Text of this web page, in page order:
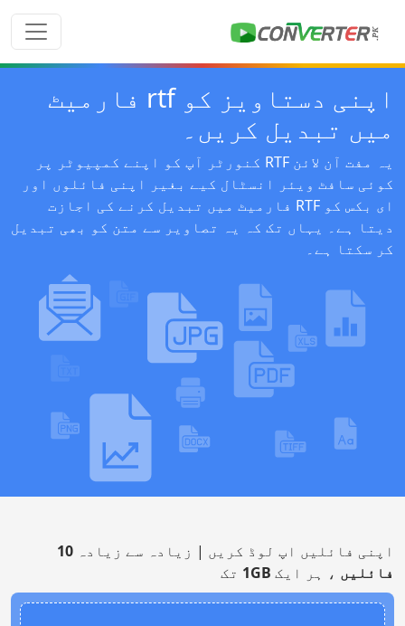
اپنی دستاویز کو rtf فارمیٹ
میں تبدیل کریں۔
یہ مفت آن لائن RTF کنورٹر آپ کو اپنے کمپیوٹر پر
کوئی سافٹ ویئر انسٹال کیے بغیر اپنی فائلوں اور
ای بکس کو RTF فارمیٹ میں تبدیل کرنے کی اجازت
دیتا ہے۔ یہاں تک کہ یہ تصاویر سے متن کو بھی تبدیل
کر سکتا ہے۔
اپنی فائلیں اپ لوڈ کریں | زیادہ سے زیادہ 10
فائلیں ، ہر ایک 1GB تک